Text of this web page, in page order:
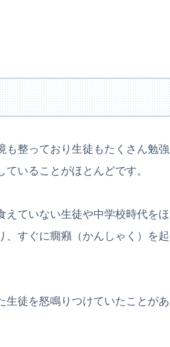
も整っており生徒もたくさん勉強
いることがほとんどです。
えていない生徒や中学校時代をほ
、すぐに癇癪（かんしゃく）を起
生徒を怒鳴りつけていたことがあ